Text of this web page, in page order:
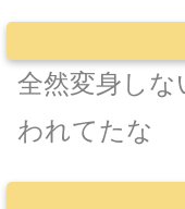
全然変身し
われてたな